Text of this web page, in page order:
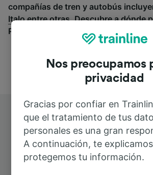
compañías de tren y autobús
Italoentre otras. Descubre a dónde
Pietratagliata con Trainline.
Nos preocupamos
privacidad
Gracias por confiar en
que el tratamiento de tus
personales es una gran
A continuación, te
protegemos tu información.